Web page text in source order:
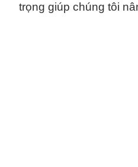
trọng giúp chúng tôi